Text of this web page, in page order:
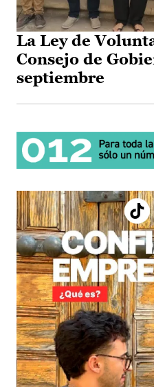
La Ley de
Consejo de
septiembre